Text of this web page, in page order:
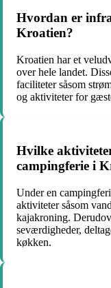
Hvordan er
Kroatien?
Kroatien har et
over hele landet.
faciliteter såsom
og aktiviteter for
Hvilke
campingferie i
Under en
aktiviteter såsom
kajakroning.
seværdigheder,
køkken.